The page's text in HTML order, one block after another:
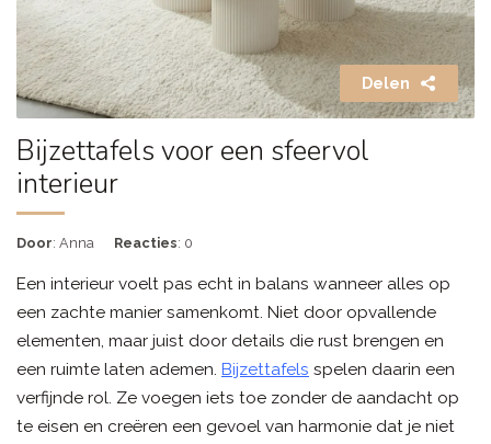
Delen
Bijzettafels voor een sfeervol
interieur
Door: Anna Reacties: 0
Een interieur voelt pas echt in balans wanneer alles op
een zachte manier samenkomt. Niet door opvallende
elementen, maar juist door details die rust brengen en
een ruimte laten ademen. Bijzettafels spelen daarin een
verfijnde rol. Ze voegen iets toe zonder de aandacht op
te eisen en creëren een gevoel van harmonie dat je niet